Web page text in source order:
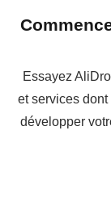
Essayez
et services
développer